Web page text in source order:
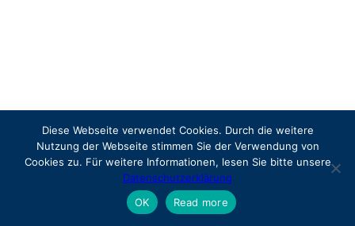
Diese Webseite verwendet Cookies. Durch die weitere
Nutzung der Webseite stimmen Sie der Verwendung von
Cookies zu. Für weitere Informationen, lesen Sie bitte unsere
Datenschutzerklärung
OK
Read more